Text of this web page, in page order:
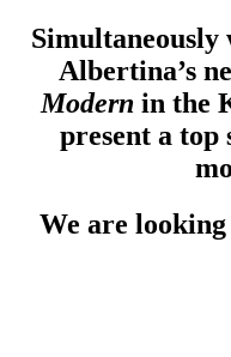
Simultaneously
Albertina’s
Modern in the
present a top
We are